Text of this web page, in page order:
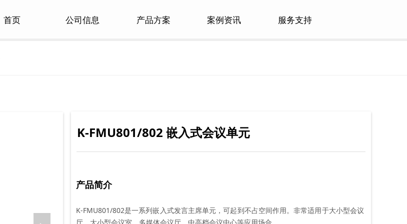
首页 公司信息 案例资讯 服务支持
产品方案
K-FMU801/802 嵌入式会议单元
产品简介
K-FMU801/802是一系列嵌入式发言主席单元，可起到不占空间作用。非常适用于大小型会议